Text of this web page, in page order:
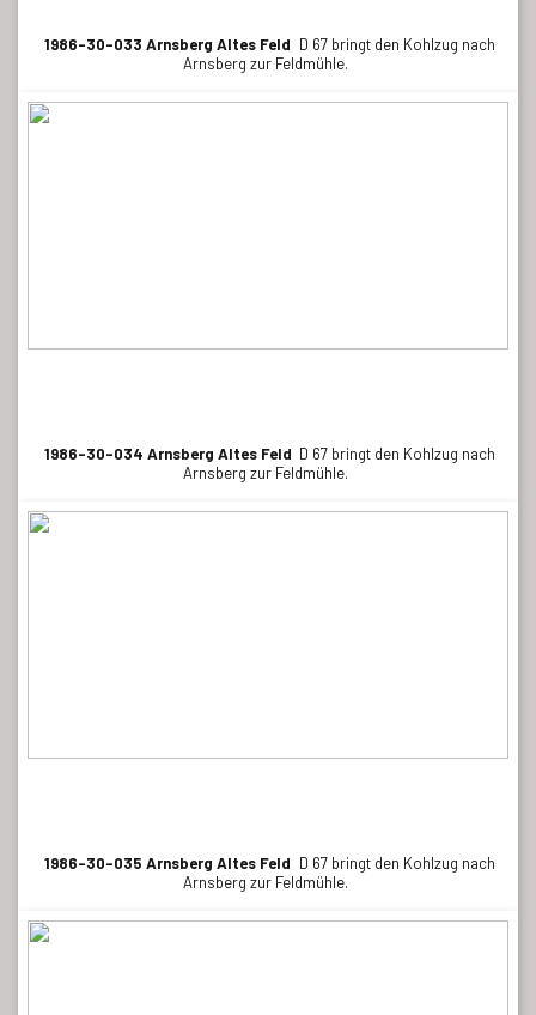
1986-30-033 Arnsberg Altes Feld D 67 bringt den Kohlzug nach
Arnsberg zur Feldmühle.
1986-30-034 Arnsberg Altes Feld D 67 bringt den Kohlzug nach
Arnsberg zur Feldmühle.
1986-30-035 Arnsberg Altes Feld D 67 bringt den Kohlzug nach
Arnsberg zur Feldmühle.